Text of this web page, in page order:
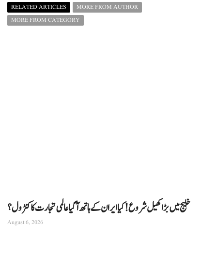
RELATED ARTICLES
MORE FROM AUTHOR
MORE FROM CATEGORY
خلیج میں بڑا کھیل شروع! کیا ایران کے ہاتھ آ گیا عالمی تجارت کا کنٹرول؟
August 6, 2026